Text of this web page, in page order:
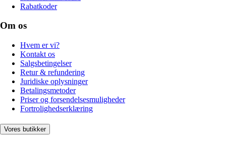
Rabatkoder
Om os
Hvem er vi?
Kontakt os
Salgsbetingelser
Retur & refundering
Juridiske oplysninger
Betalingsmetoder
Priser og forsendelsesmuligheder
Fortrolighedserklæring
Vores butikker